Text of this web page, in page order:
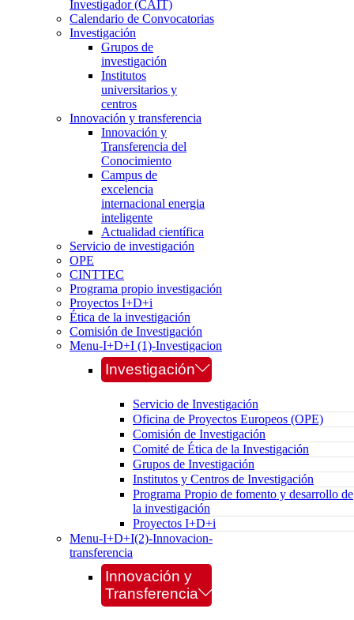
Investigador (CAIT)
Calendario de Convocatorias
Investigación
Grupos de
investigación
Institutos
universitarios y
centros
Innovación y transferencia
Innovación y
Transferencia del
Conocimiento
Campus de
excelencia
internacional energia
inteligente
Actualidad científica
Servicio de investigación
OPE
CINTTEC
Programa propio investigación
Proyectos I+D+i
Ética de la investigación
Comisión de Investigación
Menu-I+D+I (1)-Investigacion
Investigación
Servicio de Investigación
Oficina de Proyectos Europeos (OPE)
Comisión de Investigación
Comité de Ética de la Investigación
Grupos de Investigación
Institutos y Centros de Investigación
Programa Propio de fomento y desarrollo de
la investigación
Proyectos I+D+i
Menu-I+D+I(2)-Innovacion-
transferencia
Innovación y
Transferencia